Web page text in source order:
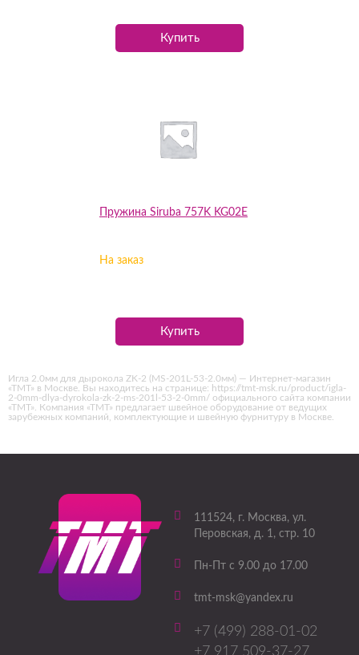
Купить
Пружина Siruba 757K KG02E
На заказ
Купить
Игла 2.0мм для дырокола ZK-2 (MS-201L-53-2.0мм) — Интернет-магазин
«ТМТ» в Москве. Вы находитесь на странице: https://tmt-msk.ru/product/igla-
2-0mm-dlya-dyrokola-zk-2-ms-201l-53-2-0mm/ официального сайта компании
«ТМТ». Компания «ТМТ» предлагает швейное оборудование от ведущих
зарубежных компаний, комплектующие и швейную фурнитуру в Москве.
111524, г. Москва, ул.
Перовская, д. 1, стр. 10
Пн-Пт с 9.00 до 17.00
tmt-msk@yandex.ru
+7 (499) 288-01-02
+7 917 509-37-27